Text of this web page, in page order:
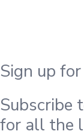
Sign up
Subscribe
for all the